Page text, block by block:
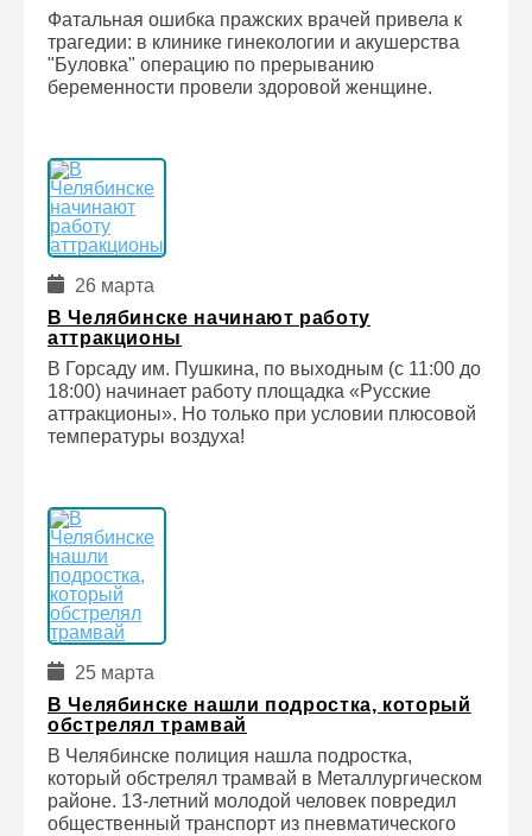
Фатальная ошибка пражских врачей привела к
трагедии: в клинике гинекологии и акушерства
"Буловка" операцию по прерыванию
беременности провели здоровой женщине.
26 марта
В Челябинске начинают работу
аттракционы
В Горсаду им. Пушкина, по выходным (с 11:00 до
18:00) начинает работу площадка «Русские
аттракционы». Но только при условии плюсовой
температуры воздуха!
25 марта
В Челябинске нашли подростка, который
обстрелял трамвай
В Челябинске полиция нашла подростка,
который обстрелял трамвай в Металлургическом
районе. 13-летний молодой человек повредил
общественный транспорт из пневматического